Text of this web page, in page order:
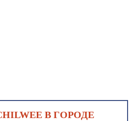
В ГОРОДЕ